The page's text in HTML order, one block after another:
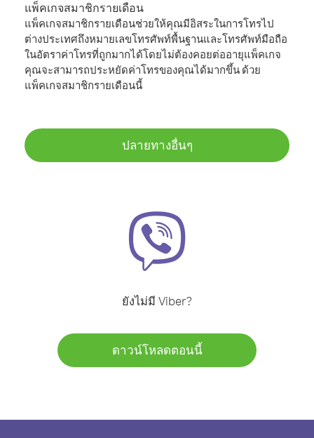
แพ็คเกจสมาชิกรายเดือน
แพ็คเกจสมาชิกรายเดือนช่วยให้คุณมีอิสระในการโทรไป
ต่างประเทศถึงหมายเลขโทรศัพท์พื้นฐานและโทรศัพท์มือถือ
ในอัตราค่าโทรที่ถูกมากได้โดยไม่ต้องคอยต่ออายุแพ็คเกจ
คุณจะสามารถประหยัดค่าโทรของคุณได้มากขึ้น ด้วย
แพ็คเกจสมาชิกรายเดือนนี้
ปลายทางอื่นๆ
ยังไม่มี Viber?
ดาวน์โหลดตอนนี้